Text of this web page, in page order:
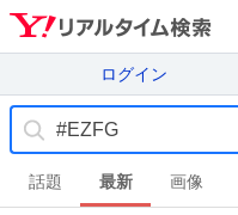
ログイン
話題 最新 画像